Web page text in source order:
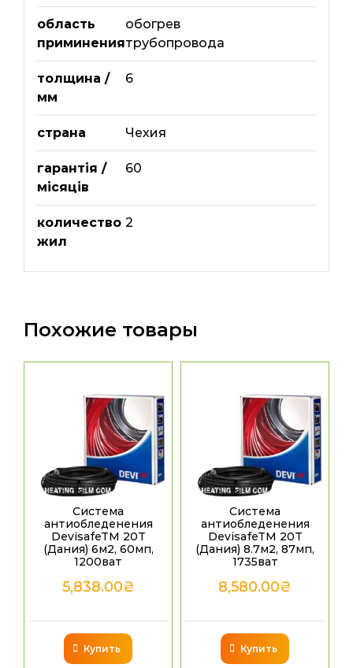
область
приминения
обогрев
трубопровода
толщина /
мм
6
страна Чехия
гарантія /
місяців
60
количество
жил
2
Похожие товары
Система
антиобледенения
DevisafeTM 20T
(Дания) 6м2, 60мп,
1200ват
5,838.00₴
Купить
Система
антиобледенения
DevisafeTM 20T
(Дания) 8.7м2, 87мп,
1735ват
8,580.00₴
Купить